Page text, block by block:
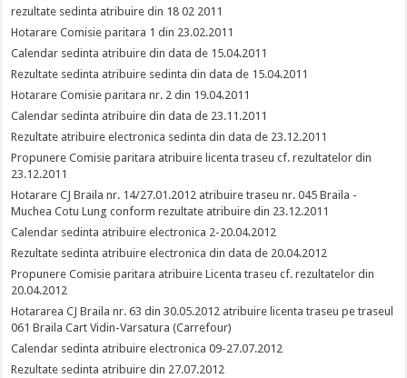
rezultate sedinta atribuire din 18 02 2011
Hotarare Comisie paritara 1 din 23.02.2011
Calendar sedinta atribuire din data de 15.04.2011
Rezultate sedinta atribuire sedinta din data de 15.04.2011
Hotarare Comisie paritara nr. 2 din 19.04.2011
Calendar sedinta atribuire din data de 23.11.2011
Rezultate atribuire electronica sedinta din data de 23.12.2011
Propunere Comisie paritara atribuire licenta traseu cf. rezultatelor din
23.12.2011
Hotarare CJ Braila nr. 14/27.01.2012 atribuire traseu nr. 045 Braila -
Muchea Cotu Lung conform rezultate atribuire din 23.12.2011
Calendar sedinta atribuire electronica 2-20.04.2012
Rezultate sedinta atribuire electronica din data de 20.04.2012
Propunere Comisie paritara atribuire Licenta traseu cf. rezultatelor din
20.04.2012
Hotararea CJ Braila nr. 63 din 30.05.2012 atribuire licenta traseu pe traseul
061 Braila Cart Vidin-Varsatura (Carrefour)
Calendar sedinta atribuire electronica 09-27.07.2012
Rezultate sedinta atribuire din 27.07.2012